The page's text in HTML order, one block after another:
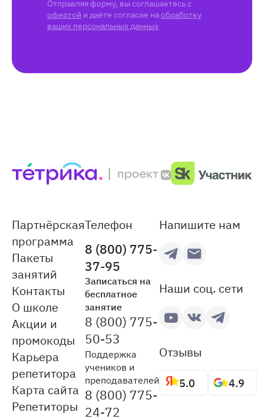
Отправляя форму, вы соглашаетесь с
офертой и даёте согласие наобработку
ваших персональных данных
Партнёрская
программа
Пакеты
занятий
Контакты
О школе
Акции и
промокоды
Карьера
репетитора
Карта сайта
Репетиторы
Телефон
8 (800) 775-
37-95
Записаться на
бесплатное
занятие
8 (800) 775-
50-53
Поддержка
учеников и
преподавателей
8 (800) 775-
24-72
Напишите нам
Наши соц. сети
Отзывы
5.0 4.9